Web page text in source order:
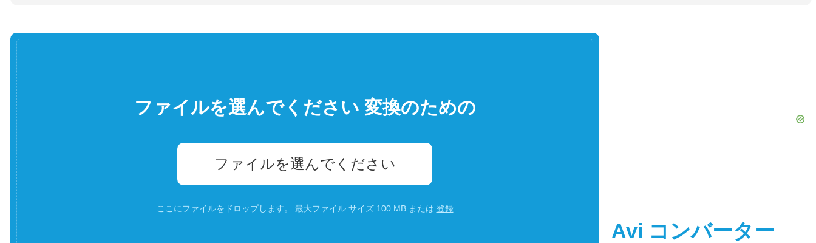
ファイルを選んでください 変換のための
ファイルを選んでください
ここにファイルをドロップします。 最大ファイル サイズ 100 MB または 登録
Avi コンバーター